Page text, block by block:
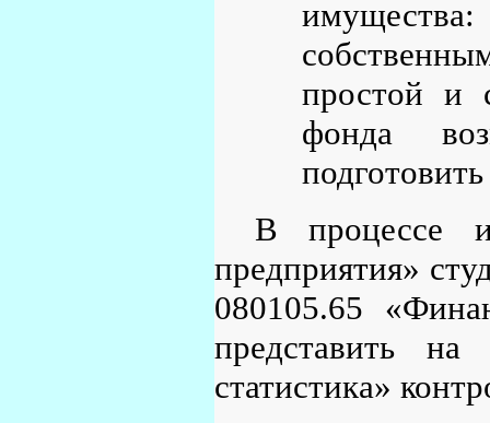
простой и
фонда
В процессе
предприятия»
080105.65
представить
статистика»